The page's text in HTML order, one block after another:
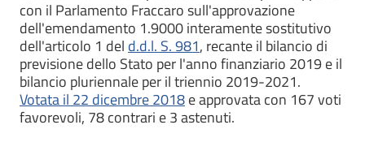
con il Parlamento Fraccaro sull'approvazione
dell'emendamento 1.9000 interamente sostitutivo
dell'articolo 1 del d.d.l. S. 981, recante il bilancio di
previsione dello Stato per l'anno finanziario 2019 e il
bilancio pluriennale per il triennio 2019-2021.
Votata il 22 dicembre 2018e approvata con 167 voti
favorevoli, 78 contrari e 3 astenuti.